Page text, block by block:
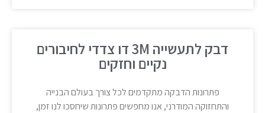
דבק לתעשייה 3M דו צדדי לחיבורים
נקיים וחזקים
פתרונות הדבקה מתקדמים לכל צורך בעולם הבנייה
והתחזוקה המודרני, אנו מחפשים פתרונות שיחסכו לנו זמן,